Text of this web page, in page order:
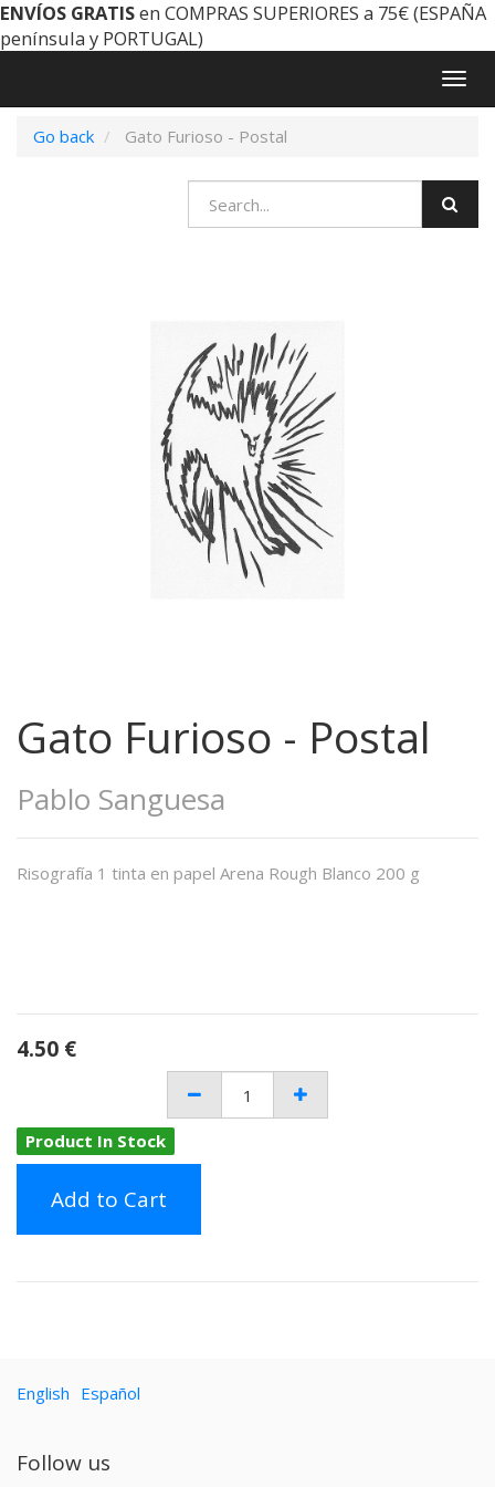
ENVÍOS GRATISen COMPRAS SUPERIORES a 75€ (ESPAÑA
península y PORTUGAL)
Go back
Gato Furioso - Postal
Gato Furioso - Postal
Pablo Sanguesa
Risografía 1 tinta en papel Arena Rough Blanco 200 g
4.50 €
Product In Stock
Add to Cart
English Español
Follow us